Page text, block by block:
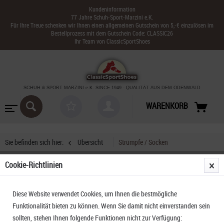
Kundeninformation
77 Jahre Schuh-Sport-Marzini e.K.
Für Ihre Treue schenken wir Ihnen einen allgemeinen Gutschein von 5,-€ einzulösen im
Bestellprozess mit dem Gutschein Code: CLASSIC26
Ihr Team von ClassicSportShoes
SCHUH & SPORT MARZINI e.K. SINCE 1949 - QUALITÄT AUS DEM ODENWALD
WARENKORB
Sie befinden sich hier: Übersicht Strümpfe / Socken
Cookie-Richtlinien
Diese Website verwendet Cookies, um Ihnen die bestmögliche
Funktionalität bieten zu können. Wenn Sie damit nicht einverstanden sein
sollten, stehen Ihnen folgende Funktionen nicht zur Verfügung: